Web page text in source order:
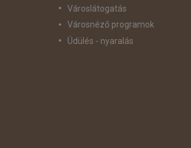
Városlátogatás
Városnéző programok
Üdülés - nyaralás